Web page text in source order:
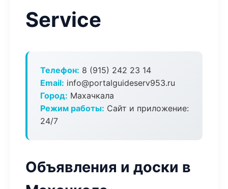
Service
Телефон: 8 (915) 242 23 14
Email: info@portalguideserv953.ru
Город: Махачкала
Режим работы: Сайт и приложение:
24/7
Объявления и доски в